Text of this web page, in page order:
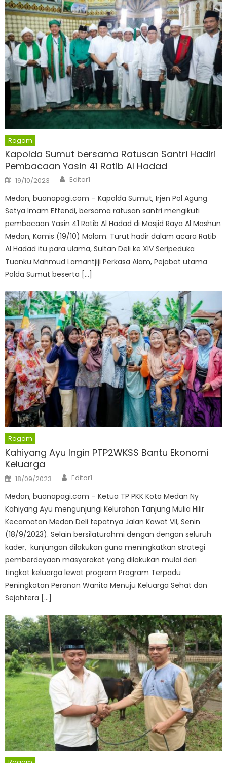
Ragam
Kapolda Sumut bersama Ratusan Santri Hadiri
Pembacaan Yasin 41 Ratib Al Hadad
Posted
on
19/10/2023 Author
Editor1
Medan, buanapagi.com – Kapolda Sumut, Irjen Pol Agung
Setya Imam Effendi, bersama ratusan santri mengikuti
pembacaan Yasin 41 Ratib Al Hadad di Masjid Raya Al Mashun
Medan, Kamis (19/10) Malam. Turut hadir dalam acara Ratib
Al Hadad itu para ulama, Sultan Deli ke XIV Seripeduka
Tuanku Mahmud Lamantjiji Perkasa Alam, Pejabat utama
Polda Sumut beserta […]
Ragam
Kahiyang Ayu Ingin PTP2WKSS Bantu Ekonomi
Keluarga
Posted
on
18/09/2023 Author
Editor1
Medan, buanapagi.com – Ketua TP PKK Kota Medan Ny
Kahiyang Ayu mengunjungi Kelurahan Tanjung Mulia Hilir
Kecamatan Medan Deli tepatnya Jalan Kawat VII, Senin
(18/9/2023). Selain bersilaturahmi dengan dengan seluruh
kader, kunjungan dilakukan guna meningkatkan strategi
pemberdayaan masyarakat yang dilakukan mulai dari
tingkat keluarga lewat program Program Terpadu
Peningkatan Peranan Wanita Menuju Keluarga Sehat dan
Sejahtera […]